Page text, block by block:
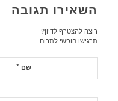
השאירו תגובה
רוצה להצטרף לדיון?
תרגישו חופשי לתרום!
שם*